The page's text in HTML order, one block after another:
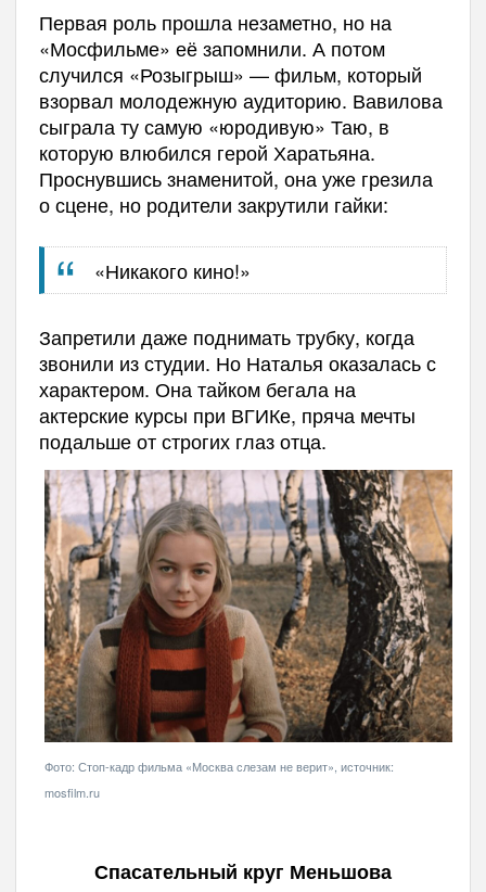
Первая роль прошла незаметно, но на
«Мосфильме» её запомнили. А потом
случился «Розыгрыш» — фильм, который
взорвал молодежную аудиторию. Вавилова
сыграла ту самую «юродивую» Таю, в
которую влюбился герой Харатьяна.
Проснувшись знаменитой, она уже грезила
о сцене, но родители закрутили гайки:
«Никакого кино!»
Запретили даже поднимать трубку, когда
звонили из студии. Но Наталья оказалась с
характером. Она тайком бегала на
актерские курсы при ВГИКе, пряча мечты
подальше от строгих глаз отца.
Фото: Стоп-кадр фильма «Москва слезам не верит», источник:
mosfilm.ru
Спасательный круг Меньшова